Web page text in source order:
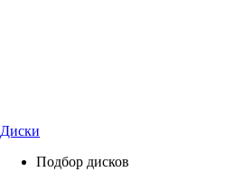
Диски
Подбор дисков